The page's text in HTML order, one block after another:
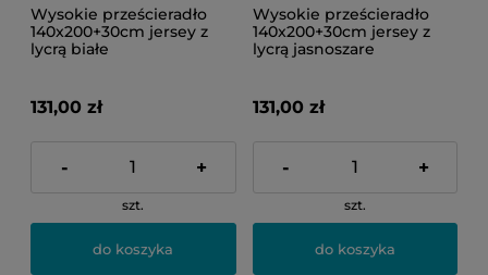
Wysokie prześcieradło
140x200+30cm jersey z
lycrą białe
131,00 zł
- +
szt.
do koszyka
Wysokie prześcieradło
140x200+30cm jersey z
lycrą jasnoszare
131,00 zł
- +
szt.
do koszyka